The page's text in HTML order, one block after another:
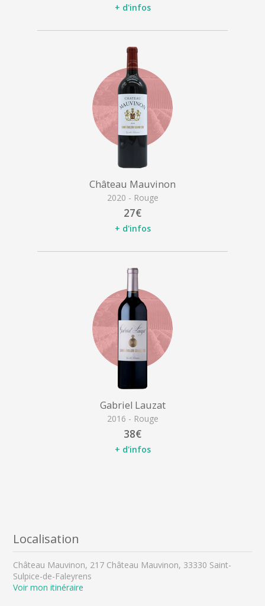
+ d'infos
Château Mauvinon
2020 - Rouge
27€
+ d'infos
Gabriel Lauzat
2016 - Rouge
38€
+ d'infos
Localisation
Château Mauvinon, 217 Château Mauvinon, 33330 Saint-
Sulpice-de-Faleyrens
Voir mon itinéraire